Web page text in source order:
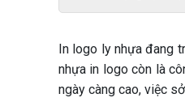
In logo ly nhựa đang
nhựa in logo còn là
ngày càng cao, việc